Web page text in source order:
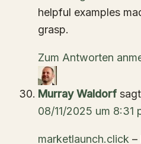
helpful examples
grasp.
Zum Antworten
Murray Waldorf
08/11/2025 um 8:31
marketlaunch.click –